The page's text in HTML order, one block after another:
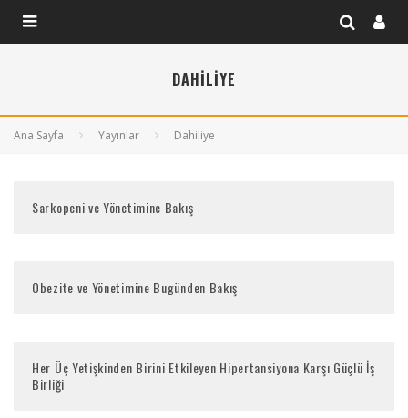
DAHILIYE
Ana Sayfa Yayınlar Dahiliye
Sarkopeni ve Yönetimine Bakış
Obezite ve Yönetimine Bugünden Bakış
Her Üç Yetişkinden Birini Etkileyen Hipertansiyona Karşı Güçlü İş
Birliği